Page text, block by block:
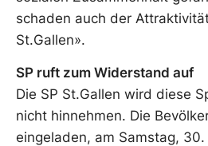
schaden auch der
St.Gallen».
SP ruft zum Widerstand auf
Die SP St.Gallen wird diese
nicht hinnehmen. Die
eingeladen, am Samstag,